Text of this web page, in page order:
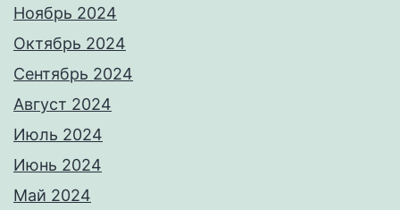
Ноябрь 2024
Октябрь 2024
Сентябрь 2024
Август 2024
Июль 2024
Июнь 2024
Май 2024